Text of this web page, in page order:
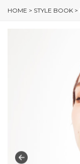
HOME > STYLE BOOK >